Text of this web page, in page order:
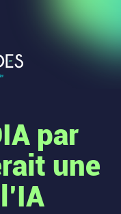
par
une